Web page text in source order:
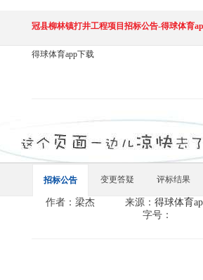
冠县柳林镇打井工程项目招标公告-得球体育
得球体育app下载
招标公告 变更答疑 评标结果
作者：梁杰 来源： 得球体育
字号：